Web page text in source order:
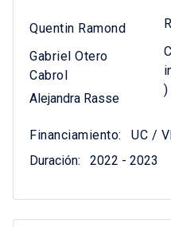
Quentin Ramond
Gabriel Otero
Cabrol
Alejandra Rasse
)
Financiamiento:
UC /
Duración:
2022 - 2023